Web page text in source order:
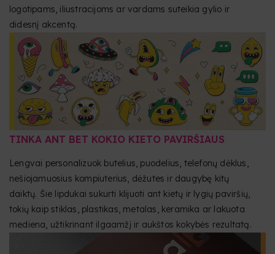
logotipams, iliustracijoms ar vardams suteikia gylio ir
didesnį akcentą.
TINKA ANT BET KOKIO KIETO PAVIRŠIAUS
Lengvai personalizuok butelius, puodelius, telefonų dėklus,
nešiojamuosius kompiuterius, dėžutes ir daugybę kitų
daiktų. Šie lipdukai sukurti klijuoti ant kietų ir lygių paviršių,
tokių kaip stiklas, plastikas, metalas, keramika ar lakuota
mediena, užtikrinant ilgaamžį ir aukštos kokybės rezultatą.